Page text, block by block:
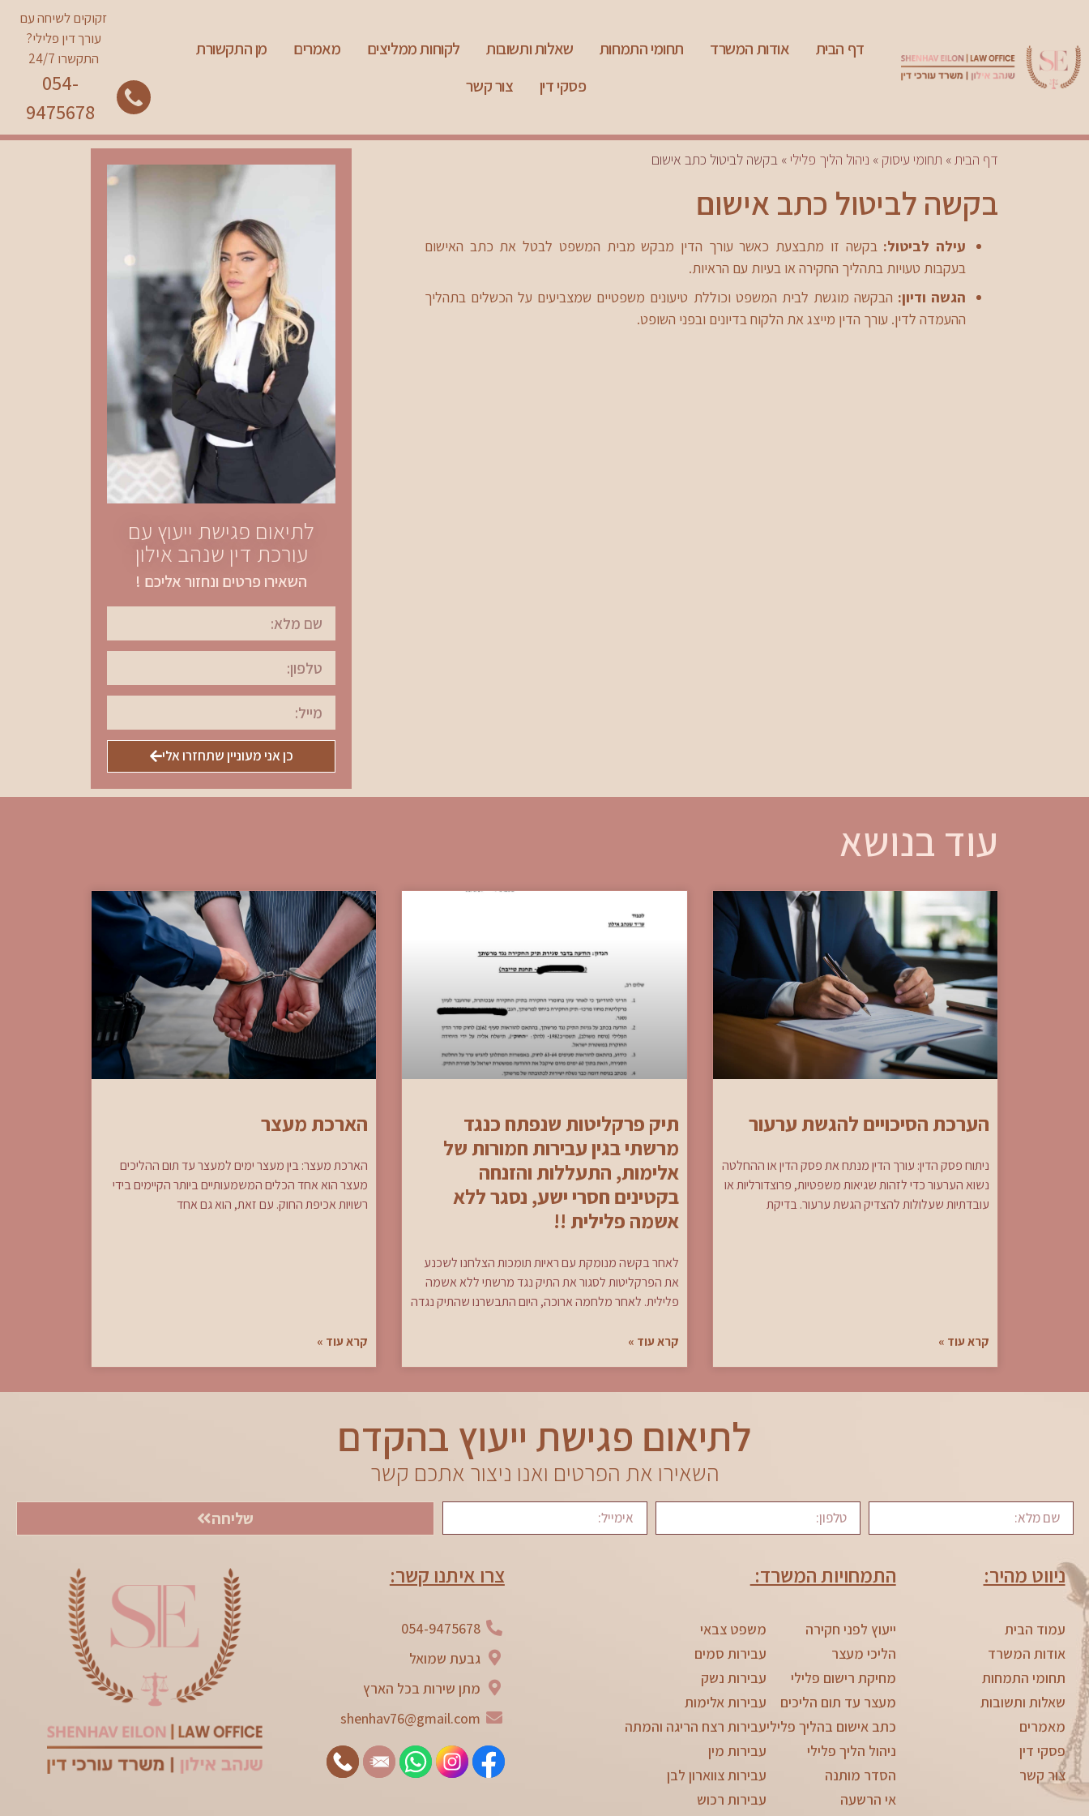
דף הבית אודות המשרד תחומי התמחות שאלות ותשובות לקוחות ממליצים מאמרים
מן התקשורת
פסקי דין
צור קשר
זקוקים לשיחה עם
עורך דין פלילי?
התקשרו 24/7
054-
9475678
דף הבית» תחומי עיסוק » ניהול הליך פלילי» בקשה לביטול כתב אישום
בקשה לביטול כתב אישום
עילה לביטול: בקשה זו מתבצעת כאשר עורך הדין מבקש מבית המשפט לבטל את כתב האישום
בעקבות טעויות בתהליך החקירה או בעיות עם הראיות.
הגשה ודיון: הבקשה מוגשת לבית המשפט וכוללת טיעונים משפטיים שמצביעים על הכשלים בתהליך
ההעמדה לדין. עורך הדין מייצג את הלקוח בדיונים ובפני השופט.
לתיאום פגישת ייעוץ עם
עורכת דין שנהב אילון
השאירו פרטים ונחזור אליכם !
כן אני מעוניין שתחזרו אלי
עוד בנושא
הערכת הסיכויים להגשת ערעור
ניתוח פסק הדין: עורך הדין מנתח את פסק הדין או ההחלטה
נשוא הערעור כדי לזהות שגיאות משפטיות, פרוצדורליות או
עובדתיות שעלולות להצדיק הגשת ערעור. בדיקת
קרא עוד »
תיק פרקליטות שנפתח כנגד
מרשתי בגין עבירות חמורות של
אלימות, התעללות והזנחה
בקטינים חסרי ישע, נסגר ללא
אשמה פלילית !!
לאחר בקשה מנומקת עם ראיות תומכות הצלחנו לשכנע
את הפרקליטות לסגור את התיק נגד מרשתי ללא אשמה
פלילית. לאחר מלחמה ארוכה, היום התבשרנו שהתיק נגדה
קרא עוד »
הארכת מעצר
הארכת מעצר: בין מעצר ימים למעצר עד תום ההליכים
מעצר הוא אחד הכלים המשמעותיים ביותר הקיימים בידי
רשויות אכיפת החוק. עם זאת, הוא גם אחד
קרא עוד »
לתיאום פגישת ייעוץ בהקדם
השאירו את הפרטים ואנו ניצור אתכם קשר
שליחה
ניווט מהיר:
עמוד הבית
אודות המשרד
תחומי התמחות
שאלות ותשובות
מאמרים
פסקי דין
צור קשר
התמחויות המשרד:
ייעוץ לפני חקירה
הליכי מעצר
מחיקת רישום פלילי
מעצר עד תום הליכים
כתב אישום בהליך פלילי
ניהול הליך פלילי
הסדר מותנה
אי הרשעה
משפט צבאי
עבירות סמים
עבירות נשק
עבירות אלימות
עבירות רצח הריגה והמתה
עבירות מין
עבירות צווארון לבן
עבירות רכוש
צרו איתנו קשר:
054-9475678
גבעת שמואל
מתן שירות בכל הארץ
shenhav76@gmail.com